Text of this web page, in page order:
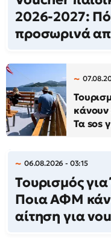
2026-2027:
προσωρινά
Τα sos
06.08.2026 - 03:15
Τουρισμός
Ποια ΑΦΜ
αίτηση για